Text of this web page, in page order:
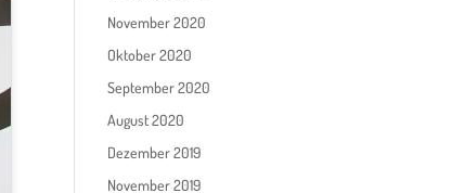
November 2020
Oktober 2020
September 2020
August 2020
Dezember 2019
November 2019